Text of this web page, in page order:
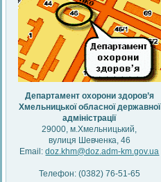
Департамент охорони здоров’я
Хмельницької обласної державної
адміністрації
29000, м.Хмельницький,
вулиця Шевченка, 46
Email:doz.khm@doz.adm-km.gov.ua
Телефон: (0382) 76-51-65